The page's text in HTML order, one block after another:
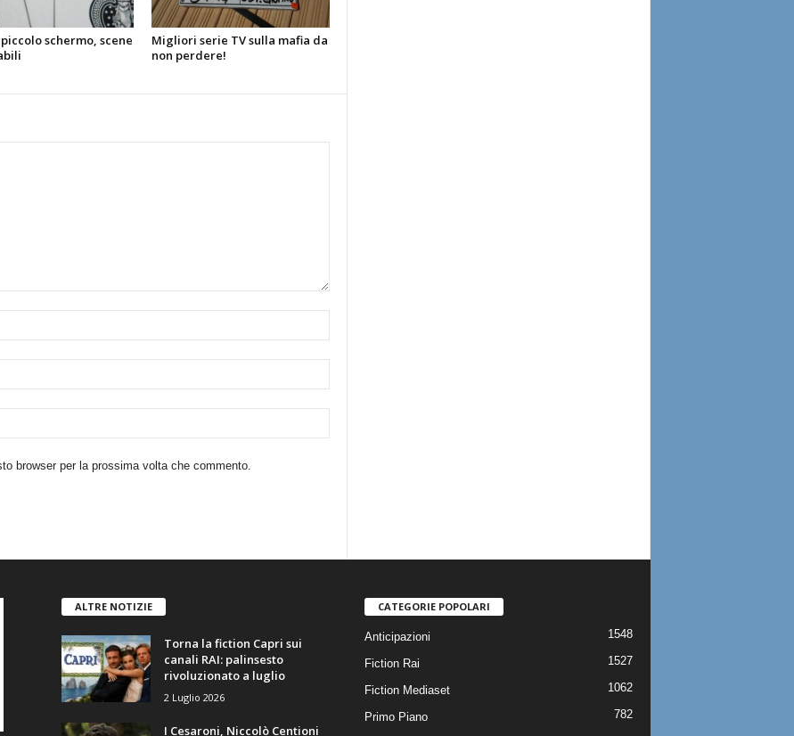
schermo, scene
Migliori serie TV sulla mafia da
non perdere!
browser per la prossima volta che commento.
ALTRE NOTIZIE
Torna la fiction Capri sui
canali RAI: palinsesto
rivoluzionato a luglio
2 Luglio 2026
I Cesaroni, Niccolò Centioni
CATEGORIE POPOLARI
Anticipazioni 1548
Fiction Rai 1527
Fiction Mediaset 1062
Primo Piano
782